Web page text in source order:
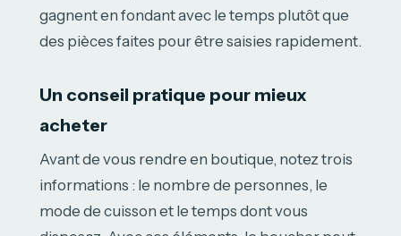
gagnent en fondant avec le temps plutôt que
des pièces faites pour être saisies rapidement.
Un conseil pratique pour mieux
acheter
Avant de vous rendre en boutique, notez trois
informations : le nombre de personnes, le
mode de cuisson et le temps dont vous